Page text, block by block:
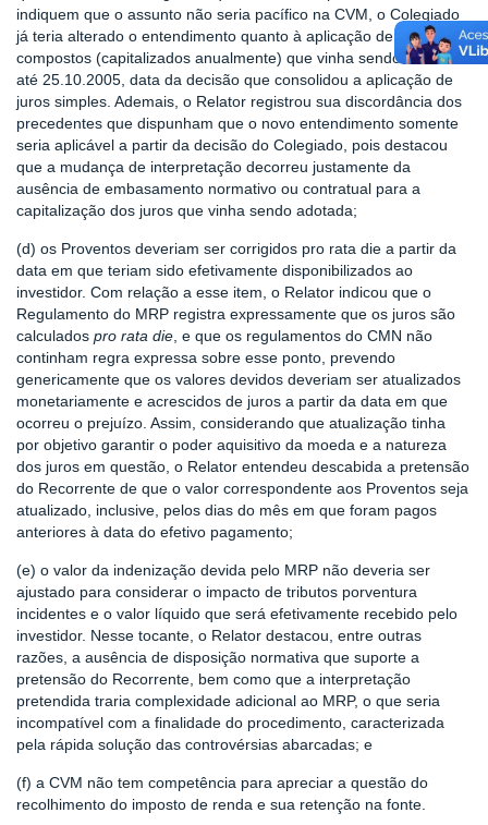
indiquem que o assunto não seria pacífico na CVM, o Colegiado
já teria alterado o entendimento quanto à aplicação de juros
compostos (capitalizados anualmente) que vinha sendo admitido
até 25.10.2005, data da decisão que consolidou a aplicação de
juros simples. Ademais, o Relator registrou sua discordância dos
precedentes que dispunham que o novo entendimento somente
seria aplicável a partir da decisão do Colegiado, pois destacou
que a mudança de interpretação decorreu justamente da
ausência de embasamento normativo ou contratual para a
capitalização dos juros que vinha sendo adotada;
(d) os Proventos deveriam ser corrigidos pro rata die a partir da
data em que teriam sido efetivamente disponibilizados ao
investidor. Com relação a esse item, o Relator indicou que o
Regulamento do MRP registra expressamente que os juros são
calculados pro rata die , e que os regulamentos do CMN não
continham regra expressa sobre esse ponto, prevendo
genericamente que os valores devidos deveriam ser atualizados
monetariamente e acrescidos de juros a partir da data em que
ocorreu o prejuízo. Assim, considerando que atualização tinha
por objetivo garantir o poder aquisitivo da moeda e a natureza
dos juros em questão, o Relator entendeu descabida a pretensão
do Recorrente de que o valor correspondente aos Proventos seja
atualizado, inclusive, pelos dias do mês em que foram pagos
anteriores à data do efetivo pagamento;
(e) o valor da indenização devida pelo MRP não deveria ser
ajustado para considerar o impacto de tributos porventura
incidentes e o valor líquido que será efetivamente recebido pelo
investidor. Nesse tocante, o Relator destacou, entre outras
razões, a ausência de disposição normativa que suporte a
pretensão do Recorrente, bem como que a interpretação
pretendida traria complexidade adicional ao MRP, o que seria
incompatível com a finalidade do procedimento, caracterizada
pela rápida solução das controvérsias abarcadas; e
(f) a CVM não tem competência para apreciar a questão do
recolhimento do imposto de renda e sua retenção na fonte.